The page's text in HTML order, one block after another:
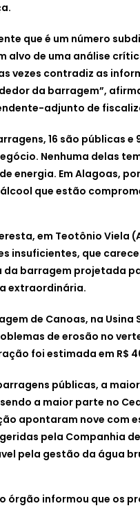
que é um número
alvo de uma análise
vezes contradiz as
da barragem”,
adjunto de
16 são públicas
Nenhuma delas
energia. Em Alagoas,
que estão
em Teotônio Viela
insuficientes, que
barragem projetada
extraordinária.
de Canoas, na Usina
de erosão no
foi estimada em R$
públicas, a
a maior parte no
apontaram nove com
pela Companhia
pela gestão da água
órgão informou que os